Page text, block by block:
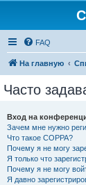
FAQ
На главную
Часто
Вход на
Зачем мне нужно
Что такое COPPA?
Почему я не могу
Я только что
Почему я не могу
Я давно